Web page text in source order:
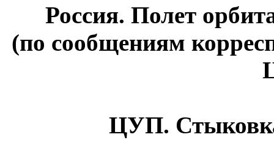
Россия. Полет
(по сообщениям
ЦУП.